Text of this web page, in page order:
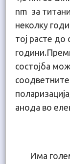
nm за
неколку
тој расте до
состојба
анода во
Има